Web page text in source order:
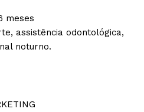
meses
assistência odontológica,
noturno.